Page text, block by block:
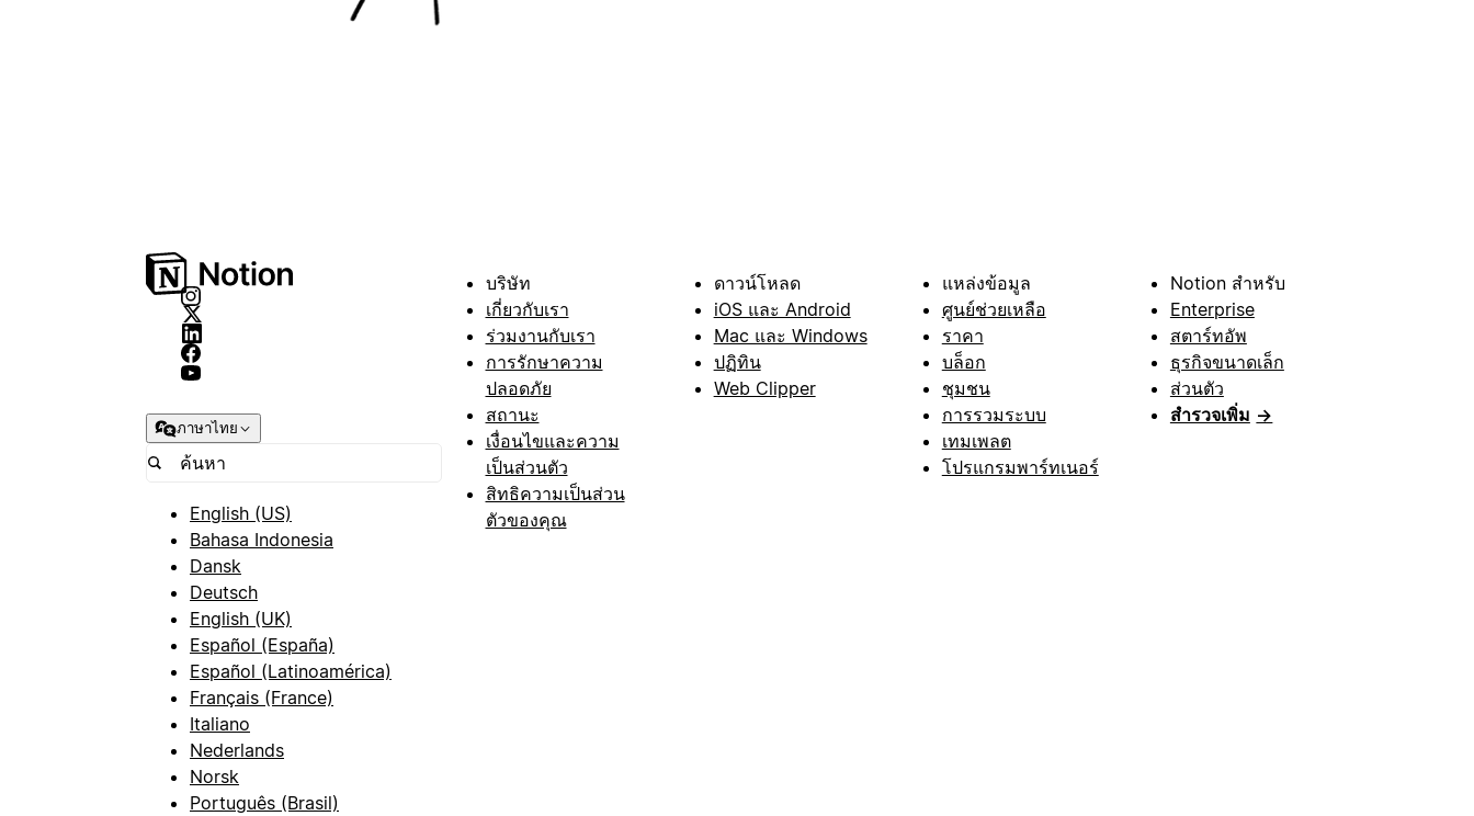
ภาษาไทย
English (US)
Bahasa Indonesia
Dansk
Deutsch
English (UK)
Español (España)
Español (Latinoamérica)
Français (France)
Italiano
Nederlands
Norsk
Português (Brasil)
บริษัท
เกี่ยวกับเรา
ร่วมงานกับเรา
การรักษาความ
ปลอดภัย
สถานะ
เงื่อนไขและความ
เป็นส่วนตัว
สิทธิความเป็นส่วน
ตัวของคุณ
ดาวน์โหลด
iOS และ Android
Mac และ Windows
ปฏิทิน
Web Clipper
แหล่งข้อมูล
ศูนย์ช่วยเหลือ
ราคา
บล็อก
ชุมชน
การรวมระบบ
เทมเพลต
โปรแกรมพาร์ทเนอร์
Notion สำหรับ
Enterprise
สตาร์ทอัพ
ธุรกิจขนาดเล็ก
ส่วนตัว
สำรวจเพิ่ม →